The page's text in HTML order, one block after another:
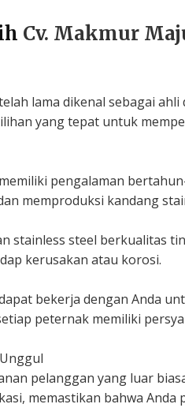
Cv. Makmur
lama dikenal sebagai
yang tepat untuk
memiliki pengalaman
memproduksi kandang
stainless steel berkualitas
kerusakan atau korosi.
bekerja dengan Anda
peternak memiliki
pelanggan yang luar
memastikan bahwa Anda